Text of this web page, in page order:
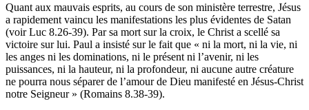
Quant aux mauvais esprits, au cours de son ministère terrestre, Jésus
a rapidement vaincu les manifestations les plus évidentes de Satan
(voir Luc 8.26-39). Par sa mort sur la croix, le Christ a scellé sa
victoire sur lui. Paul a insisté sur le fait que « ni la mort, ni la vie, ni
les anges ni les dominations, ni le présent ni l’avenir, ni les
puissances, ni la hauteur, ni la profondeur, ni aucune autre créature
ne pourra nous séparer de l’amour de Dieu manifesté en Jésus-Christ
notre Seigneur » (Romains 8.38-39).